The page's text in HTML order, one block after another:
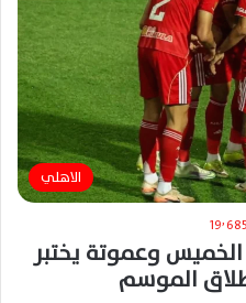
الاهلي
19٬685
الخميس وعموتة يختبر
الموسم